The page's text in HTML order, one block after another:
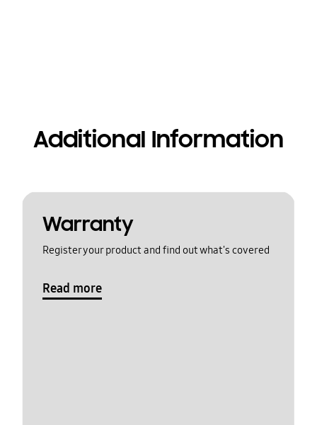
Additional Information
Warranty
Register your product and find out what's covered
Read more